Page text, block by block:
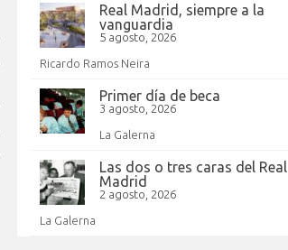
Real Madrid, siempre a la
vanguardia
5 agosto, 2026
Ricardo Ramos Neira
Primer día de beca
3 agosto, 2026
La Galerna
Las dos o tres caras del Real
Madrid
2 agosto, 2026
La Galerna